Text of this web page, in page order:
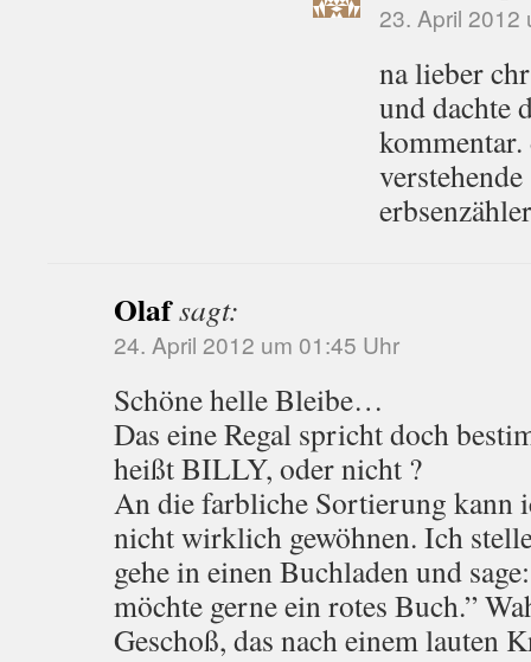
23. April 2012
na lieber
und dachte
Olafsagt:
24. April 2012 um 01:45 Uhr
Schöne helle Bleibe…
Das eine Regal spricht doch
heißt BILLY, oder nicht ?
An die farbliche Sortierung kann
nicht wirklich gewöhnen. Ich
gehe in einen Buchladen und
möchte gerne ein rotes Buch.”
Geschoß, das nach einem lauten